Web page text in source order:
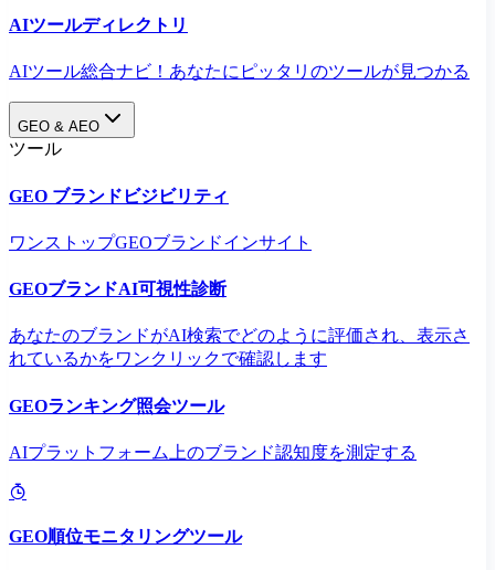
AIツールディレクトリ
AIツール総合ナビ！あなたにピッタリのツールが見つかる
GEO & AEO
ツール
GEO ブランドビジビリティ
ワンストップGEOブランドインサイト
GEOブランドAI可視性診断
あなたのブランドがAI検索でどのように評価され、表示さ
れているかをワンクリックで確認します
GEOランキング照会ツール
AIプラットフォーム上のブランド認知度を測定する
GEO順位モニタリングツール